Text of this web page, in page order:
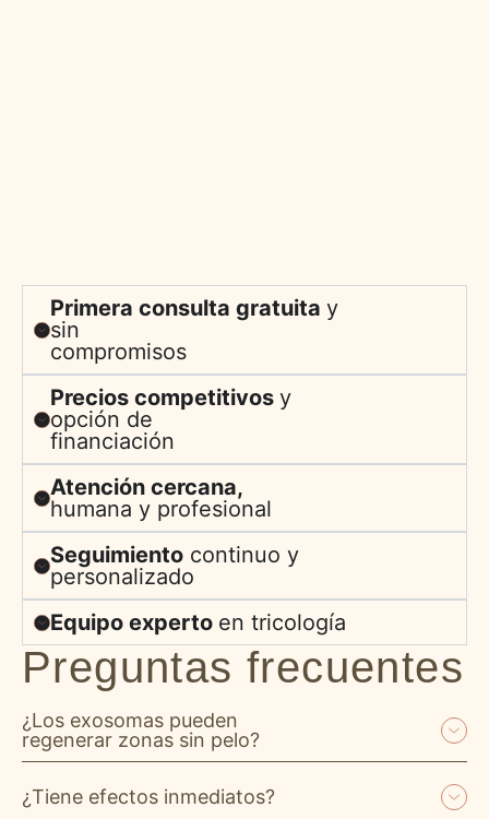
Primera consulta gratuita y
sin
compromisos
Precios competitivos y
opción de
financiación
Atención cercana,
humana y profesional
Seguimiento continuo y
personalizado
Equipo experto en tricología
Preguntas frecuentes
¿Los exosomas pueden
regenerar zonas sin pelo?
¿Tiene efectos inmediatos?